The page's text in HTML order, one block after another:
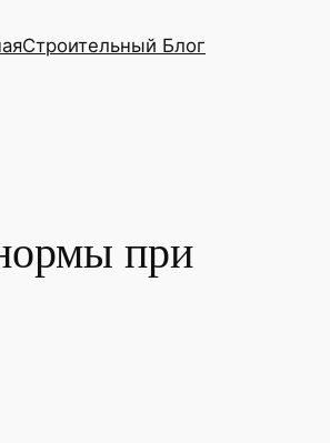
Строительный Блог
при